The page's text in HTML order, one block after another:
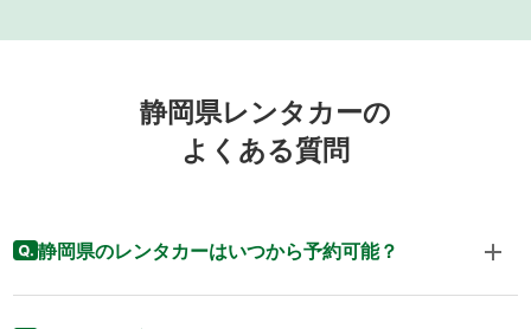
静岡県レンタカーの
よくある質問
静岡県のレンタカーはいつから予約可能？